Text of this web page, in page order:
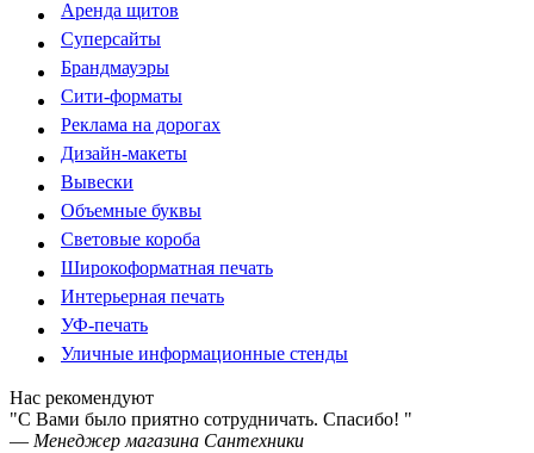
Аренда щитов
Суперсайты
Брандмауэры
Сити-форматы
Реклама на дорогах
Дизайн-макеты
Вывески
Объемные буквы
Световые короба
Широкоформатная печать
Интерьерная печать
УФ-печать
Уличные информационные стенды
Нас рекомендуют
"С Вами было приятно сотрудничать. Спасибо! "
— Менеджер магазина Сантехники